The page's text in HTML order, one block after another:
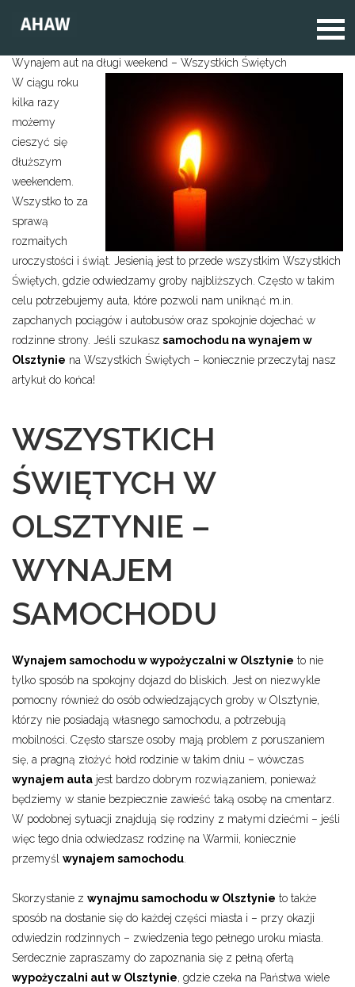
Wynajem aut na długi weekend – Wszystkich Świętych
W ciągu roku
kilka razy
możemy
cieszyć się
dłuższym
weekendem.
Wszystko to za
sprawą
rozmaitych
uroczystości i świąt. Jesienią jest to przede wszystkim Wszystkich
Świętych, gdzie odwiedzamy groby najbliższych. Często w takim
celu potrzebujemy auta, które pozwoli nam uniknąć m.in.
zapchanych pociągów i autobusów oraz spokojnie dojechać w
rodzinne strony. Jeśli szukasz samochodu na wynajem w
Olsztynie na Wszystkich Świętych – koniecznie przeczytaj nasz
artykuł do końca!
WSZYSTKICH
ŚWIĘTYCH W
OLSZTYNIE –
WYNAJEM
SAMOCHODU
Wynajem samochodu w wypożyczalni w Olsztynie to nie
tylko sposób na spokojny dojazd do bliskich. Jest on niezwykle
pomocny również do osób odwiedzających groby w Olsztynie,
którzy nie posiadają własnego samochodu, a potrzebują
mobilności. Często starsze osoby mają problem z poruszaniem
się, a pragną złożyć hołd rodzinie w takim dniu – wówczas
wynajem auta jest bardzo dobrym rozwiązaniem, ponieważ
będziemy w stanie bezpiecznie zawieść taką osobę na cmentarz.
W podobnej sytuacji znajdują się rodziny z małymi dziećmi – jeśli
więc tego dnia odwiedzasz rodzinę na Warmii, koniecznie
przemyśl wynajem samochodu.
Skorzystanie z wynajmu samochodu w Olsztynie to także
sposób na dostanie się do każdej części miasta i – przy okazji
odwiedzin rodzinnych – zwiedzenia tego pełnego uroku miasta.
Serdecznie zapraszamy do zapoznania się z pełną ofertą
wypożyczalni aut w Olsztynie, gdzie czeka na Państwa wiele